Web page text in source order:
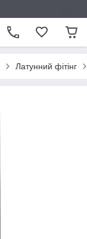
Латунний фітінг